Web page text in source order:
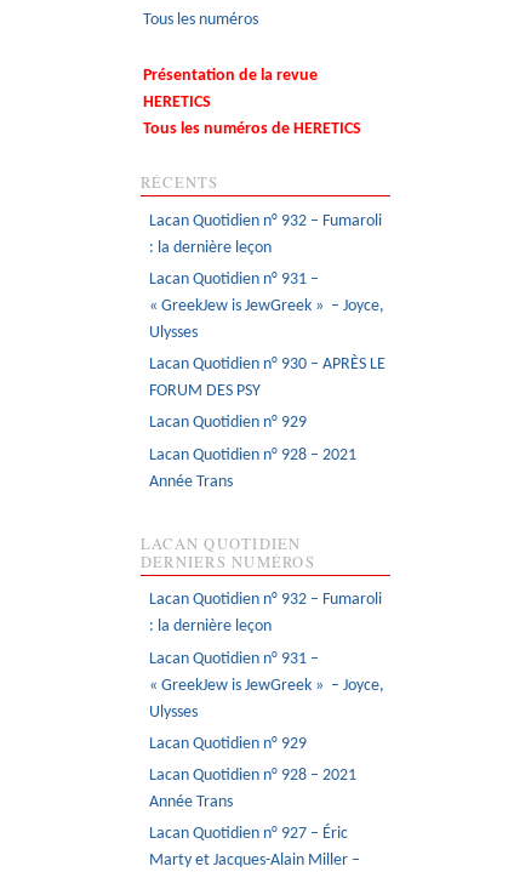
Tous les numéros
Présentation de la revue
HERETICS
Tous les numéros de HERETICS
RÉCENTS
Lacan Quotidien n° 932 – Fumaroli
: la dernière leçon
Lacan Quotidien n° 931 –
« GreekJew is JewGreek » – Joyce,
Ulysses
Lacan Quotidien n° 930 – APRÈS LE
FORUM DES PSY
Lacan Quotidien n° 929
Lacan Quotidien n° 928 – 2021
Année Trans
LACAN QUOTIDIEN
DERNIERS NUMÉROS
Lacan Quotidien n° 932 – Fumaroli
: la dernière leçon
Lacan Quotidien n° 931 –
« GreekJew is JewGreek » – Joyce,
Ulysses
Lacan Quotidien n° 929
Lacan Quotidien n° 928 – 2021
Année Trans
Lacan Quotidien n° 927 – Éric
Marty et Jacques-Alain Miller –